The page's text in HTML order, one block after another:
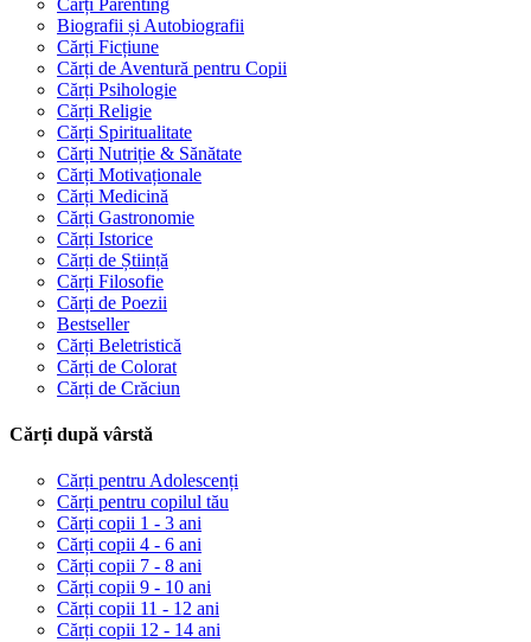
Biografii și Autobiografii
Cărți Ficțiune
Cărți de Aventură pentru Copii
Cărți Psihologie
Cărți Religie
Cărți Spiritualitate
Cărți Nutriție & Sănătate
Cărți Motivaționale
Cărți Medicină
Cărți Gastronomie
Cărți Istorice
Cărți de Știință
Cărți Filosofie
Cărți de Poezii
Bestseller
Cărți Beletristică
Cărți de Colorat
Cărți de Crăciun
Cărți după vârstă
Cărți pentru Adolescenți
Cărți pentru copilul tău
Cărți copii 1 - 3 ani
Cărți copii 4 - 6 ani
Cărți copii 7 - 8 ani
Cărți copii 9 - 10 ani
Cărți copii 11 - 12 ani
Cărți copii 12 - 14 ani